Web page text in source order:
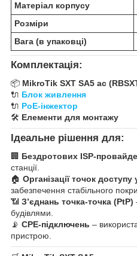
Матеріал корпусу
Розміри
Вага (в упаковці)
Комплектація:
📦 MikroTik SXT SA5 ac
🔌 Блок живлення
🔌 PoE-інжектор
🛠 Елементи для монтажу
Ідеальне рішення для:
🏢 Бездротових ISP-
станції.
🏠 Організації точок
забезпечення стабільного
📶 З’єднань точка-точка (PtP)
будівлями.
📡 CPE-підключень –
пристрою.